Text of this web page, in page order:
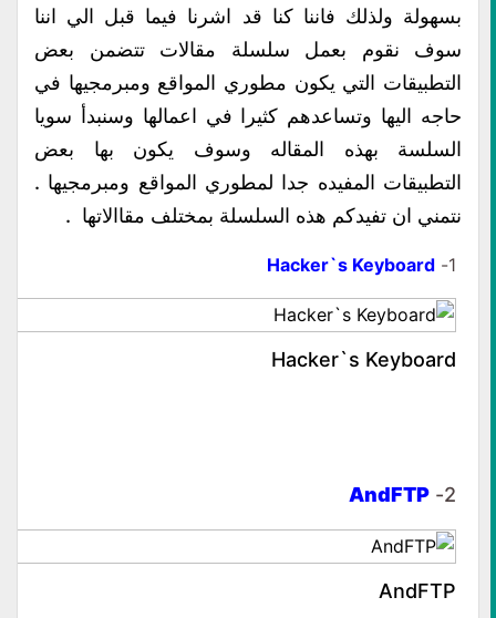
بسهولة ولذلك فاننا كنا قد اشرنا فيما قبل الي اننا
سوف نقوم بعمل سلسلة مقالات تتضمن بعض
التطبيقات التي يكون مطوري المواقع ومبرمجيها في
حاجه اليها وتساعدهم كثيرا في اعمالها وسنبدأ سويا
السلسة بهذه المقاله وسوف يكون بها بعض
التطبيقات المفيده جدا لمطوري المواقع ومبرمجيها .
نتمني ان تفيدكم هذه السلسلة بمختلف مقاالاتها .
1-
Hacker`s Keyboard
Hacker`s Keyboard
2-
AndFTP
AndFTP